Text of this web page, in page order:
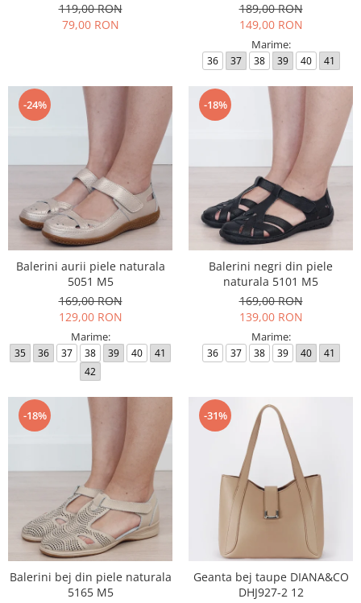
119,00 RON
79,00 RON
189,00 RON
149,00 RON
Marime:
36 37 38 39 40 41
-24%
Balerini aurii piele naturala
5051 M5
169,00 RON
129,00 RON
Marime:
35 36 37 38 39 40
41
42
-18%
Balerini negri din piele
naturala 5101 M5
169,00 RON
139,00 RON
Marime:
36 37 38 39 40 41
-18%
Balerini bej din piele naturala
5165 M5
-31%
Geanta bej taupe DIANA&CO
DHJ927-2 12